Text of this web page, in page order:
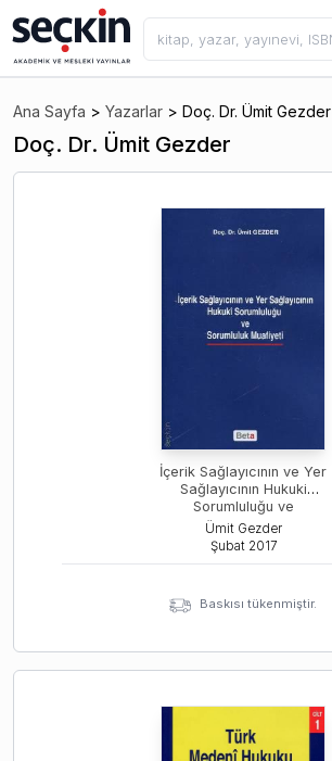
Ana Sayfa > Yazarlar > Doç. Dr. Ümit Gezder
Doç. Dr. Ümit Gezder
İçerik Sağlayıcının ve Yer
Sağlayıcının Hukuki
Sorumluluğu ve
Sorumluluk Muafiyeti
Ümit Gezder
Şubat 2017
Baskısı tükenmiştir.